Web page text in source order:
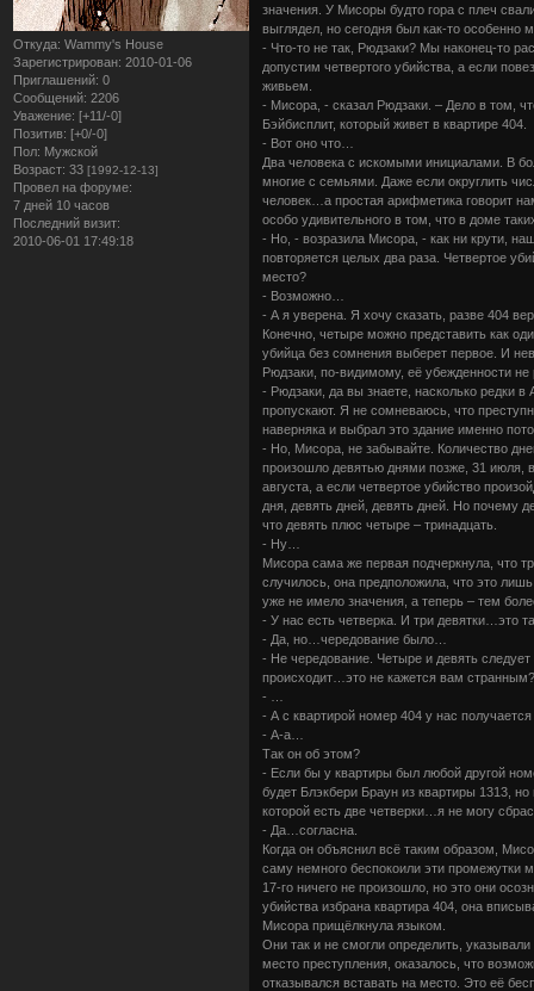
Откуда: Wammy's House
Зарегистрирован: 2010-01-06
Приглашений: 0
Сообщений: 2206
Уважение: [+11/-0]
Позитив: [+0/-0]
Пол: Мужской
Возраст: 33 [1992-12-13]
Провел на форуме:
7 дней 10 часов
Последний визит:
2010-06-01 17:49:18
значения. У Мисоры будто гора с плеч
выглядел, но сегодня был как-то особенно
- Что-то не так, Рюдзаки? Мы наконец-то
допустим четвертого убийства, а если
живьем.
- Мисора, - сказал Рюдзаки. – Дело в том,
Бэйбисплит, который живет в квартире 404.
- Вот оно что…
Два человека с искомыми инициалами. В
многие с семьями. Даже если округлить
человек…а простая арифметика говорит
особо удивительного в том, что в доме
- Но, - возразила Мисора, - как ни крути,
повторяется целых два раза. Четвертое
место?
- Возможно…
- А я уверена. Я хочу сказать, разве 404
Конечно, четыре можно представить как
убийца без сомнения выберет первое. И
Рюдзаки, по-видимому, её убежденности не
- Рюдзаки, да вы знаете, насколько редки
пропускают. Я не сомневаюсь, что
наверняка и выбрал это здание именно
- Но, Мисора, не забывайте. Количество
произошло девятью днями позже, 31 июля,
августа, а если четвертое убийство
дня, девять дней, девять дней. Но почему
что девять плюс четыре – тринадцать.
- Ну…
Мисора сама же первая подчеркнула, что
случилось, она предположила, что это
уже не имело значения, а теперь – тем
- У нас есть четверка. И три девятки…это
- Да, но…чередование было…
- Не чередование. Четыре и девять следует
происходит…это не кажется вам
- …
- А с квартирой номер 404 у нас получается
- А-а…
Так он об этом?
- Если бы у квартиры был любой другой
будет Блэкбери Браун из квартиры 1313,
которой есть две четверки…я не могу
- Да…согласна.
Когда он объяснил всё таким образом,
саму немного беспокоили эти промежутки
17-го ничего не произошло, но это они
убийства избрана квартира 404, она
Мисора прищёлкнула языком.
Они так и не смогли определить,
место преступления, оказалось, что
отказывался вставать на место. Это её